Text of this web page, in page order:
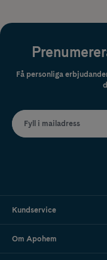
Få personliga
Fyll i mailadress
Kundservice
Om Apohem